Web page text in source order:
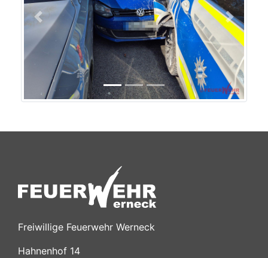
Previous Next
Freiwillige Feuerwehr Werneck
Hahnenhof 14